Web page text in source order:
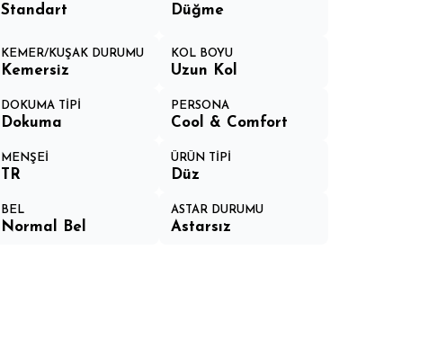
Standart Düğme
KEMER/KUŞAK DURUMU
Kemersiz
KOL BOYU
Uzun Kol
DOKUMA TİPİ
Dokuma
PERSONA
Cool & Comfort
MENŞEİ
TR
ÜRÜN TİPİ
Düz
BEL
Normal Bel
ASTAR DURUMU
Astarsız